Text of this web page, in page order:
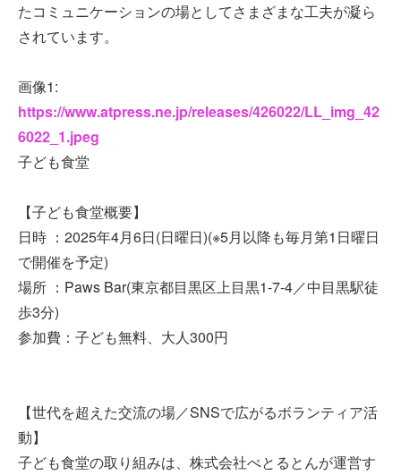
たコミュニケーションの場としてさまざまな工夫が凝ら
されています。
画像1:
https://www.atpress.ne.jp/releases/426022/LL_img_42
6022_1.jpeg
子ども食堂
【子ども食堂概要】
日時 ：2025年4月6日(日曜日)(※5月以降も毎月第1日曜日
で開催を予定)
場所 ：Paws Bar(東京都目黒区上目黒1-7-4／中目黒駅徒
歩3分)
参加費：子ども無料、大人300円
【世代を超えた交流の場／SNSで広がるボランティア活
動】
子ども食堂の取り組みは、株式会社ぺとるとんが運営す